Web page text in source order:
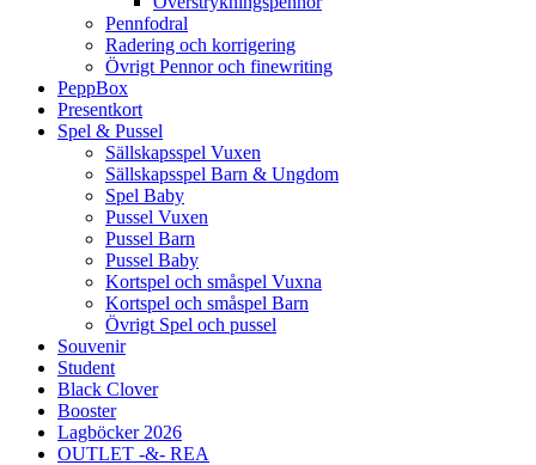
Pennfodral
Radering och korrigering
Övrigt Pennor och finewriting
PeppBox
Presentkort
Spel & Pussel
Sällskapsspel Vuxen
Sällskapsspel Barn & Ungdom
Spel Baby
Pussel Vuxen
Pussel Barn
Pussel Baby
Kortspel och småspel Vuxna
Kortspel och småspel Barn
Övrigt Spel och pussel
Souvenir
Student
Black Clover
Booster
Lagböcker 2026
OUTLET -&- REA